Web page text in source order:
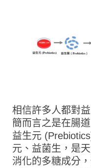
相信許多人都對
簡而言之是在腸
益生元
元、益菌生，是
消化的多糖成分